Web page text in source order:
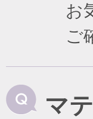
お
ご
マ